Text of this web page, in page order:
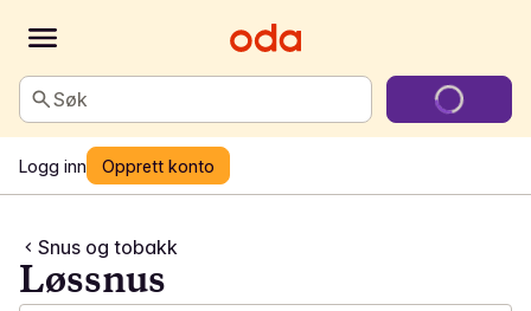
Søk
Logg inn Opprett konto
Snus og tobakk
Løssnus